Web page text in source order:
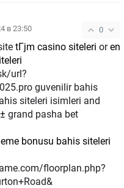
0
в 23:50
tГјm casino siteleri oren
url?
guvenilir bahis
siteleri isimleri and
grand pasha bet
bonusu bahis siteleri
floorplan.php?